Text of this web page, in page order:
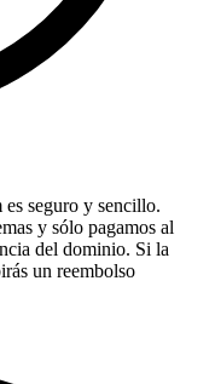
seguro y sencillo.
y sólo pagamos al
del dominio. Si la
un reembolso